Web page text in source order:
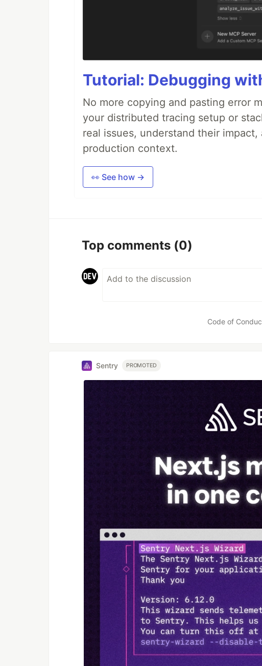
Tutorial: Debugging
No more copying and pasting error
your distributed tracing setup or
real issues, understand their
production context.
👀 See how →
Top comments (0)
Code of
Sentry PROMOTED